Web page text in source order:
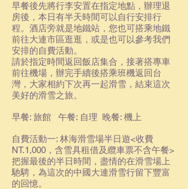
早餐後先將行李安置在指定地點，辦理退
房後，本日有半天時間可以自行安排行
程。酒店旁就是地鐵站，您也可搭乘地鐵
前往大連市區逛逛，或是也可以參考我們
安排的自費活動。
請於指定時間返回飯店集合，接著搭專車
前往機場，辦完手續後搭乘班機返回台
灣，大家相約下次再一起滑雪，結束這次
美好的滑雪之旅。
早餐: 旅館 午餐: 自理 晚餐: 機上
自費活動一: 林海滑雪場半日遊<收費
NT.1,000，含雪具租借及纜車票不含午餐>
把握最後的半日時間，盡情的在滑雪場上
馳騁，為這次的中國大連滑雪行留下豐富
的回憶。